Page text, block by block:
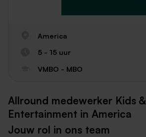
America
5 - 15 uur
VMBO - MBO
Allround medewerker Kids &
Entertainment in America
Jouw rol in ons team